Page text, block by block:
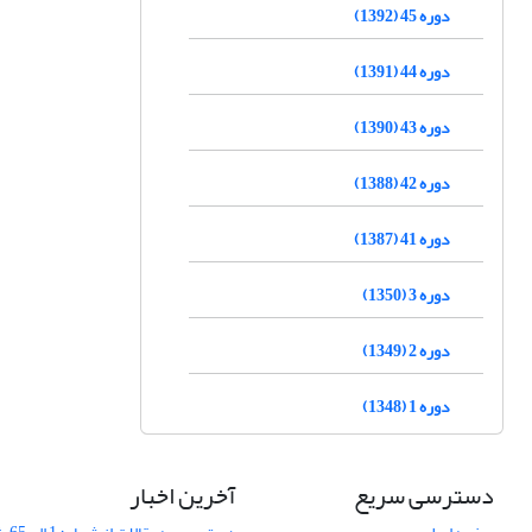
دوره 45 (1392)
دوره 44 (1391)
دوره 43 (1390)
دوره 42 (1388)
دوره 41 (1387)
دوره 3 (1350)
دوره 2 (1349)
دوره 1 (1348)
دسترسی سریع آخرین اخبار